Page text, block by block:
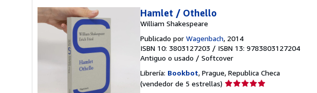
Hamlet / Othello
William Shakespeare
Publicado por Wagenbach, 2014
ISBN 10: 3803127203 / ISBN 13: 9783803127204
Antiguo o usado / Softcover
Librería: Bookbot, Prague, Republica Checa
(vendedor de 5 estrellas) Calificación